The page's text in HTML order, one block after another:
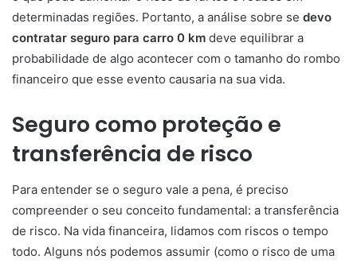
determinadas regiões. Portanto, a análise sobre se devo
contratar seguro para carro 0 km deve equilibrar a
probabilidade de algo acontecer com o tamanho do rombo
financeiro que esse evento causaria na sua vida.
Seguro como proteção e
transferência de risco
Para entender se o seguro vale a pena, é preciso
compreender o seu conceito fundamental: a transferência
de risco. Na vida financeira, lidamos com riscos o tempo
todo. Alguns nós podemos assumir (como o risco de uma